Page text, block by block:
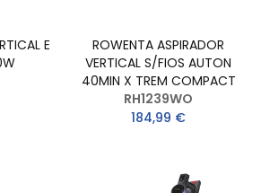
E
ROWENTA ASPIRADOR
VERTICAL S/FIOS AUTON
40MIN X TREM COMPACT
RH1239WO
184,99 €